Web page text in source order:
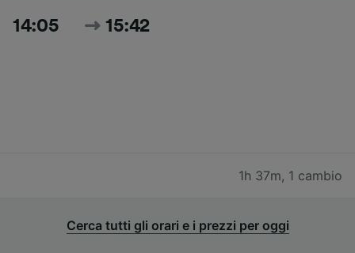
14:05 15:42
1h 37m, 1 cambio
Cerca tutti gli orari e i prezzi per oggi